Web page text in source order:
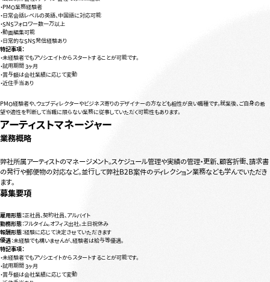
・PMO業務経験者
・日常会話レベルの英語、中国語に対応可能
・SNSフォロワー数一万以上
・動画編集可能
・日常的なSNS発信経験あり
特記事項：
・未経験者でもアソシエイトからスタートすることが可能です。
・試用期間 3ヶ月
・賞与額は会社業績に応じて変動
・近住手当あり
PMO経験者や、ウェブディレクターやビジネス寄りのデザイナーの方なども相性が良い職種です。就業後、ご自身の希
望や適性を判断して当職に限らない業務に従事していただく可能性もあります。
アーティストマネージャー
業務概略
弊社所属アーティストのマネージメント。スケジュール管理や実績の管理・更新、顧客折衝、請求書
の発行や郵便物の対応など。並行して弊社B2B案件のディレクション業務なども学んでいただき
ます。
募集要項
雇用形態：正社員、契約社員、アルバイト
勤務形態 ：フルタイム。オフィス出社。土日祝休み
報酬形態 ：経験に応じて決定させていただきます
優遇 ：未経験でも構いませんが、経験者は給与等優遇。
特記事項：
・未経験者でもアソシエイトからスタートすることが可能です。
・試用期間 3ヶ月
・賞与額は会社業績に応じて変動